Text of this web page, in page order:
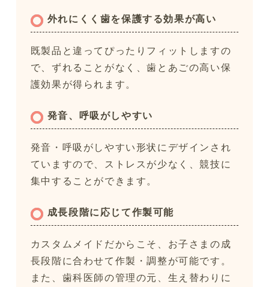
外れにくく歯を保護する効果が高い
既製品と違ってぴったりフィットしますの
で、ずれることがなく、歯とあごの高い保
護効果が得られます。
発音、呼吸がしやすい
発音・呼吸がしやすい形状にデザインされ
ていますので、ストレスが少なく、競技に
集中することができます。
成長段階に応じて作製可能
カスタムメイドだからこそ、お子さまの成
長段階に合わせて作製・調整が可能です。
また、歯科医師の管理の元、生え替わりに